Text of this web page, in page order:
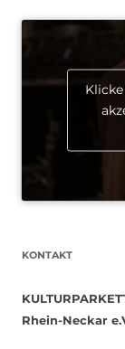
KONTAKT
Rhein-Neckar